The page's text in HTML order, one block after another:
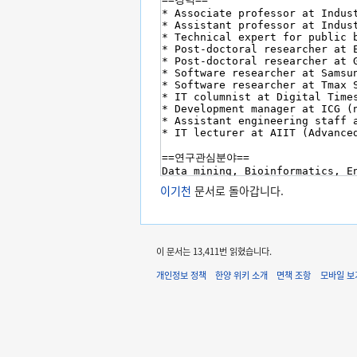
이기천 문서로 돌아갑니다.
이 문서는 13,411번 읽혔습니다.
개인정보 정책
한양 위키 소개 면책 조항 모바일 보